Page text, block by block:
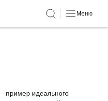
Меню
пример идеального